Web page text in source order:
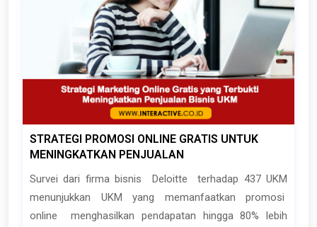
STRATEGI PROMOSI ONLINE GRATIS UNTUK
MENINGKATKAN PENJUALAN
Survei dari firma bisnis Deloitte terhadap 437 UKM
menunjukkan UKM yang memanfaatkan promosi
online menghasilkan pendapatan hingga 80% lebih